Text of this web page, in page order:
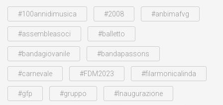
#100annidimusica #2008 #anbimafvg
#assembleasoci #balletto
#bandagiovanile #bandapassons
#carnevale #FDM2023 #filarmonicalinda
#gfp #gruppo #Inaugurazione